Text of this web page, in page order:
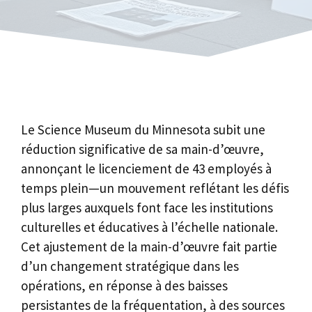
Le Science Museum du Minnesota subit une
réduction significative de sa main-d’œuvre,
annonçant le licenciement de 43 employés à
temps plein—un mouvement reflétant les défis
plus larges auxquels font face les institutions
culturelles et éducatives à l’échelle nationale.
Cet ajustement de la main-d’œuvre fait partie
d’un changement stratégique dans les
opérations, en réponse à des baisses
persistantes de la fréquentation, à des sources